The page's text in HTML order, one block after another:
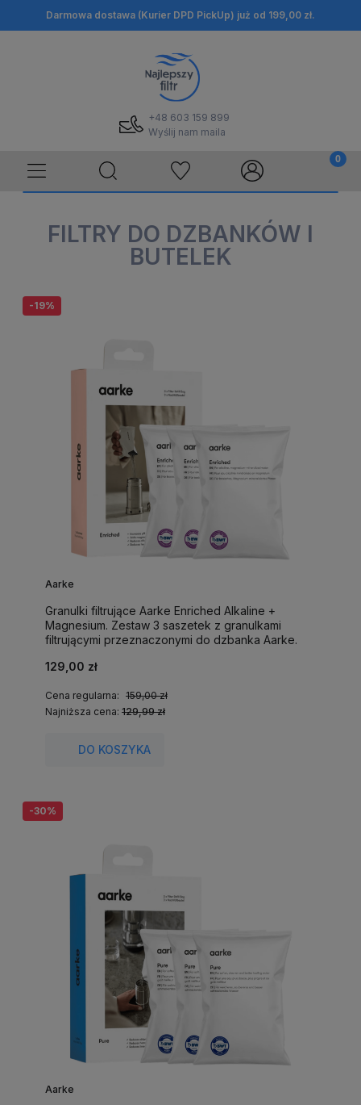
Darmowa dostawa (Kurier DPD PickUp) już od 199,00 zł.
+48 603 159 899
Wyślij nam maila
FILTRY DO DZBANKÓW I
BUTELEK
Aarke
Granulki filtrujące Aarke Enriched Alkaline +
Magnesium. Zestaw 3 saszetek z granulkami
filtrującymi przeznaczonymi do dzbanka Aarke.
129,00 zł
Cena regularna: 159,00 zł
Najniższa cena: 129,99 zł
DO KOSZYKA
-19%
Aarke
-30%